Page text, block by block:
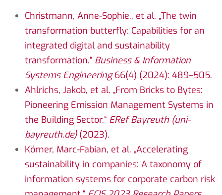
Christmann, Anne-Sophie., et al. „The twin
transformation butterfly: Capabilities for an
integrated digital and sustainability
transformation.“ Business & Information
Systems Engineering66(4) (2024): 489–505.
Ahlrichs, Jakob, et al. „From Bricks to Bytes:
Pioneering Emission Management Systems in
the Building Sector.“ ERef Bayreuth (uni-
bayreuth.de)(2023).
Körner, Marc-Fabian, et al. „Accelerating
sustainability in companies: A taxonomy of
information systems for corporate carbon risk